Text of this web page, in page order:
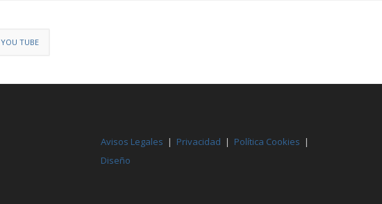
YOU TUBE
Avisos Legales | Privacidad | Política Cookies |
Diseño